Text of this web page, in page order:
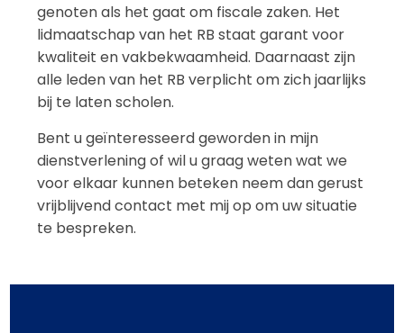
genoten als het gaat om fiscale zaken. Het
lidmaatschap van het RB staat garant voor
kwaliteit en vakbekwaamheid. Daarnaast zijn
alle leden van het RB verplicht om zich jaarlijks
bij te laten scholen.
Bent u geïnteresseerd geworden in mijn
dienstverlening of wil u graag weten wat we
voor elkaar kunnen beteken neem dan gerust
vrijblijvend contact met mij op om uw situatie
te bespreken.